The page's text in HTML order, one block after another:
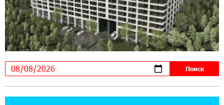
нибудь это поймёт и рядовой армянин, но
будет уже поздно
11:03:52 31-07-2026
Если Израиль использует тему Геноцида
армян против Эрдогана, то что для него
значит сам Геноцид?